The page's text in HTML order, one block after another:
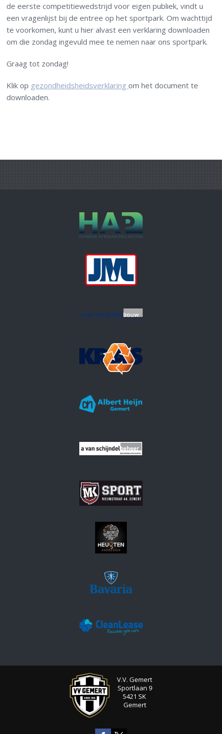
de eerste competitiewedstrijd voor eigen publiek, vindt u
een vragenlijst bij de entree op het sportpark. Om wachttijd
te voorkomen, kunt u hier alvast een verklaring downloaden
om die zondag ingevuld mee te nemen naar ons sportpark.
Graag tot zondag!
Klik op gezondheidsheidsverklaringom het document te
downloaden.
V.V. Gemert
Sportlaan 9
5421 SK
Gemert